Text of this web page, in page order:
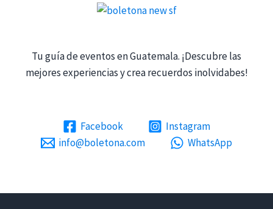
Tu guía de eventos en Guatemala. ¡Descubre las
mejores experiencias y crea recuerdos inolvidabes!
Facebook
Instagram
info@boletona.com
WhatsApp